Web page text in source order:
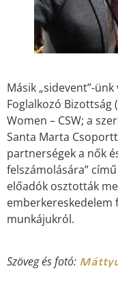
Másik „sidevent”-
Foglalkozó
Women – CSW; a
Santa Marta
partnerségek a nők
felszámolására”
előadók osztották
emberkereskedelem
munkájukról.
Szöveg és fotó: